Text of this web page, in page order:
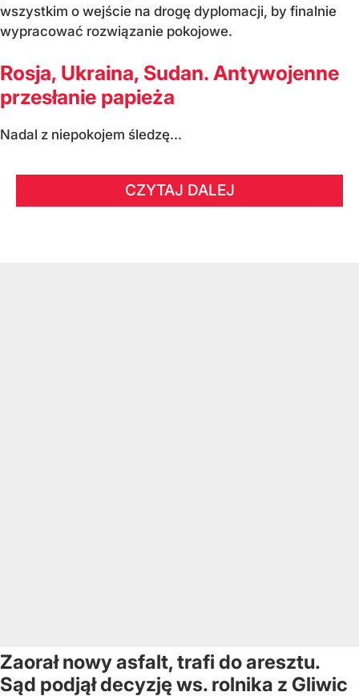
wszystkim o wejście na drogę dyplomacji, by finalnie
wypracować rozwiązanie pokojowe.
Rosja, Ukraina, Sudan. Antywojenne
przesłanie papieża
Nadal z niepokojem śledzę...
CZYTAJ DALEJ
Zaorał nowy asfalt, trafi do aresztu.
Sąd podjął decyzję ws. rolnika z Gliwic